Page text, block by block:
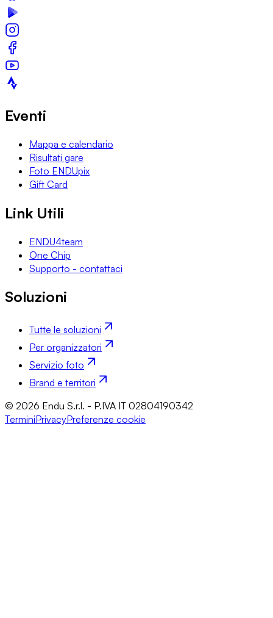
Eventi
Mappa e calendario
Risultati gare
Foto ENDUpix
Gift Card
Link Utili
ENDU4team
One Chip
Supporto - contattaci
Soluzioni
Tutte le soluzioni
Per organizzatori
Servizio foto
Brand e territori
© 2026 Endu S.r.l. - P.IVA IT 02804190342
TerminiPrivacyPreferenze cookie